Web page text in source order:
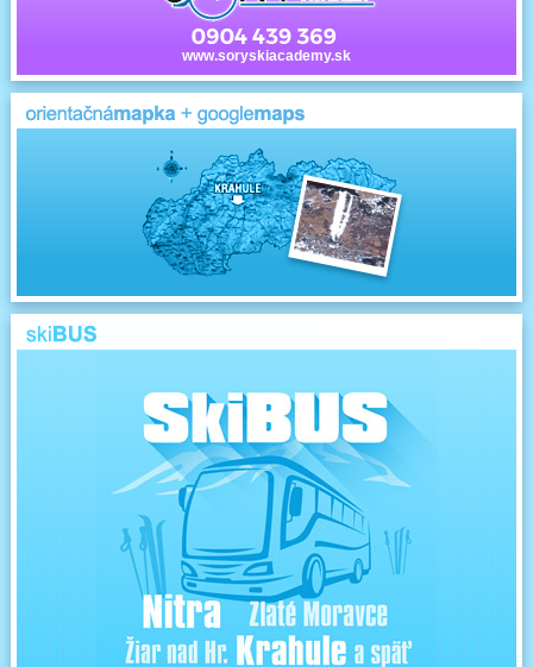
www.soryskiacademy.sk